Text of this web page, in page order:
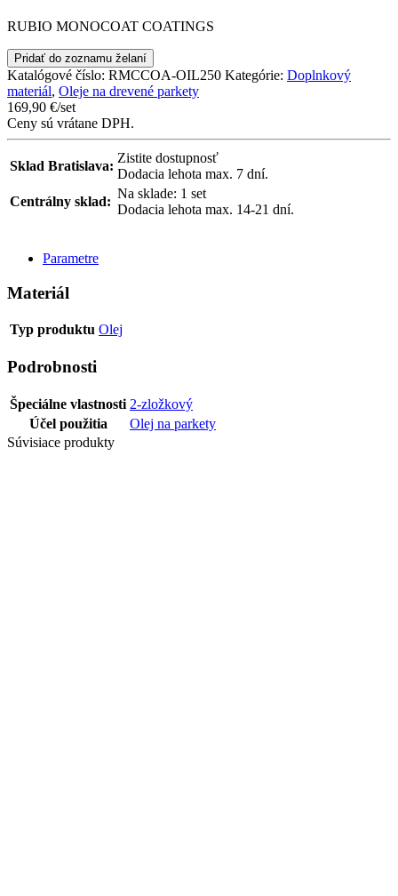
RUBIO MONOCOAT COATINGS
Pridať do zoznamu želaní
Katalógové číslo: RMCCOA-OIL250 Kategórie: Doplnkový
materiál, Oleje na drevené parkety
169,90 €/set
Ceny sú vrátane DPH.
Sklad Bratislava:
Zistite dostupnosť
Dodacia lehota max. 7 dní.
Centrálny sklad:
Na sklade: 1 set
Dodacia lehota max. 14-21 dní.
Parametre
Materiál
Typ produktu Olej
Podrobnosti
Špeciálne vlastnosti 2-zložkový
Účel použitia
Olej na parkety
Súvisiace produkty